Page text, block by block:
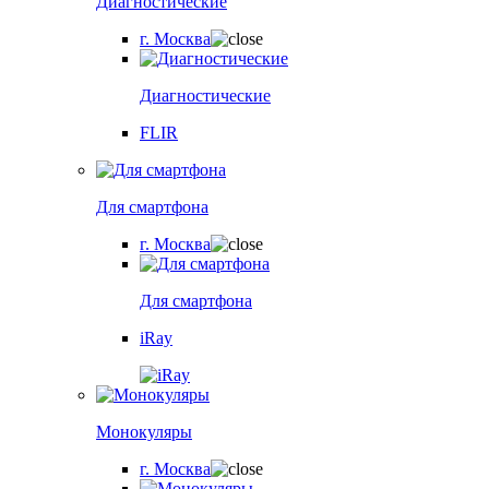
г. Москва
Диагностические
FLIR
Для смартфона
г. Москва
Для смартфона
iRay
Монокуляры
г. Москва